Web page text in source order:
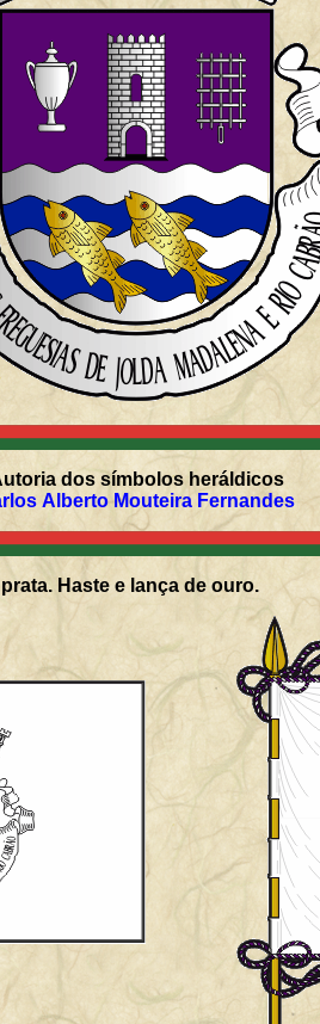
dos símbolos heráldicos
Alberto Mouteira Fernandes
Haste e lança de ouro.